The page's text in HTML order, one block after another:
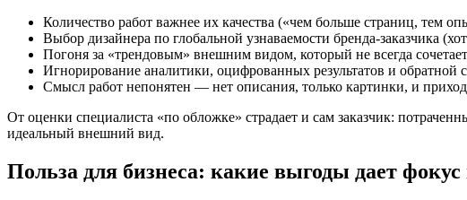
Количество работ важнее их качества («чем больше страниц, тем
Выбор дизайнера по глобальной узнаваемости бренда-заказчика
Погоня за «трендовым» внешним видом, который не всегда
Игнорирование аналитики, оцифрованных результатов и
Смысл работ непонятен — нет описания, только картинки, и
От оценки специалиста «по обложке» страдает и сам заказчик:
идеальный внешний вид.
Польза для бизнеса: какие выгоды дает